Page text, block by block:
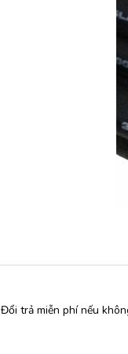
Đổi trả miễn phí nếu